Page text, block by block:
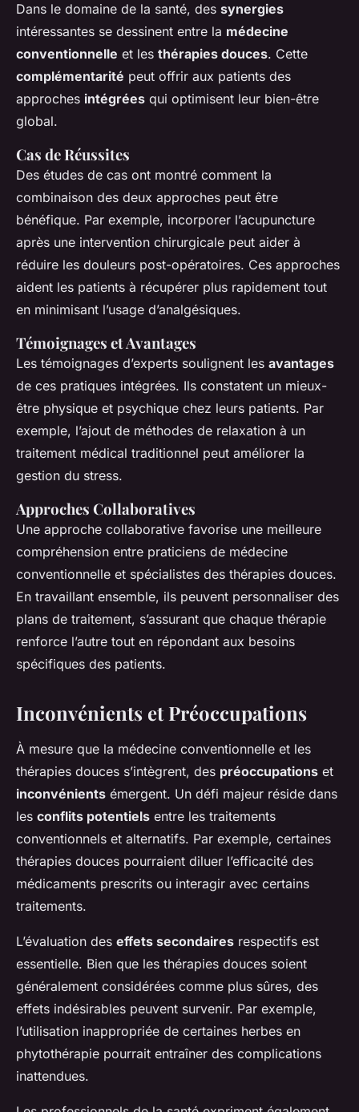
Dans le domaine de la santé, des synergies
intéressantes se dessinent entre la médecine
conventionnelle et les thérapies douces. Cette
complémentarité peut offrir aux patients des
approches intégrées qui optimisent leur bien-être
global.
Cas de Réussites
Des études de cas ont montré comment la
combinaison des deux approches peut être
bénéfique. Par exemple, incorporer l’acupuncture
après une intervention chirurgicale peut aider à
réduire les douleurs post-opératoires. Ces approches
aident les patients à récupérer plus rapidement tout
en minimisant l’usage d’analgésiques.
Témoignages et Avantages
Les témoignages d’experts soulignent les avantages
de ces pratiques intégrées. Ils constatent un mieux-
être physique et psychique chez leurs patients. Par
exemple, l’ajout de méthodes de relaxation à un
traitement médical traditionnel peut améliorer la
gestion du stress.
Approches Collaboratives
Une approche collaborative favorise une meilleure
compréhension entre praticiens de médecine
conventionnelle et spécialistes des thérapies douces.
En travaillant ensemble, ils peuvent personnaliser des
plans de traitement, s’assurant que chaque thérapie
renforce l’autre tout en répondant aux besoins
spécifiques des patients.
Inconvénients et Préoccupations
À mesure que la médecine conventionnelle et les
thérapies douces s’intègrent, des préoccupations et
inconvénients émergent. Un défi majeur réside dans
les conflits potentiels entre les traitements
conventionnels et alternatifs. Par exemple, certaines
thérapies douces pourraient diluer l’efficacité des
médicaments prescrits ou interagir avec certains
traitements.
L’évaluation des effets secondaires respectifs est
essentielle. Bien que les thérapies douces soient
généralement considérées comme plus sûres, des
effets indésirables peuvent survenir. Par exemple,
l’utilisation inappropriée de certaines herbes en
phytothérapie pourrait entraîner des complications
inattendues.